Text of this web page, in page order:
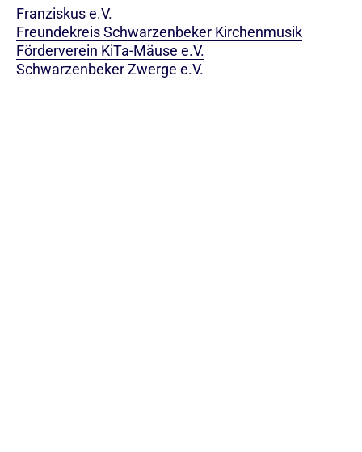
Franziskus e.V.
Freundekreis Schwarzenbeker Kirchenmusik
Förderverein KiTa-Mäuse e.V.
Schwarzenbeker Zwerge e.V.